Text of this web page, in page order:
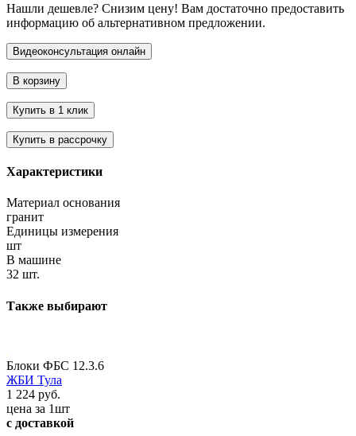
Нашли дешевле? Снизим цену! Вам достаточно предоставить
информацию об альтернативном предложении.
Характеристики
Материал основания
гранит
Единицы измерения
шт
В машине
32 шт.
Также выбирают
Блоки ФБС 12.3.6
ЖБИ Тула
1 224 руб.
цена за 1шт
с доставкой